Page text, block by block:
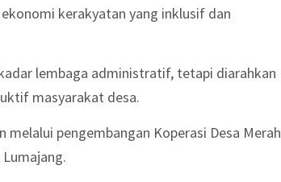
kerakyatan yang inklusif dan
lembaga administratif, tetapi diarahkan
masyarakat desa.
pengembangan Koperasi Desa Merah